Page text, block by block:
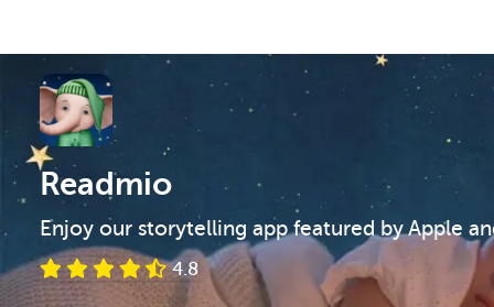
Readmio
Enjoy our storytelling app featured by Apple
4.8